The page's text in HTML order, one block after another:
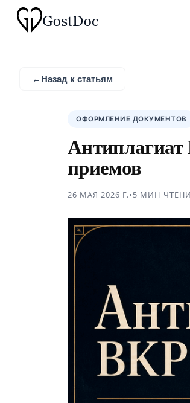
GostDoc
← Назад к статьям
ОФОРМЛЕНИЕ ДОКУМЕНТОВ
Антиплагиат
приемов
26 МАЯ 2026 Г.•5 МИН